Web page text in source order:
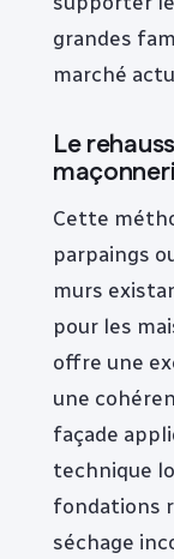
grandes
marché
Le
Cette
parpaings
murs
pour les
offre une
une
façade
technique
fondations
séchage